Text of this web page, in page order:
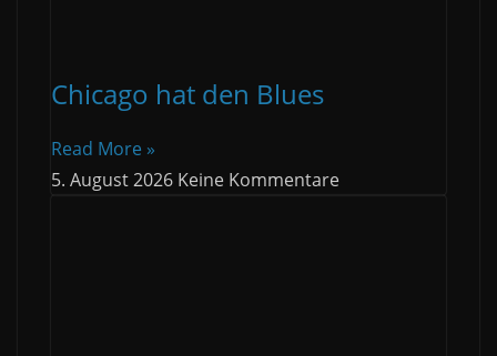
Chicago hat den Blues
Read More »
5. August 2026 Keine Kommentare